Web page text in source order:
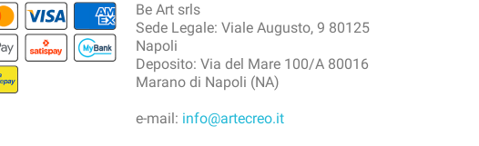
Be Art srls
Sede Legale: Viale Augusto, 9 80125
Napoli
Deposito: Via del Mare 100/A 80016
Marano di Napoli (NA)
e-mail: info@artecreo.it